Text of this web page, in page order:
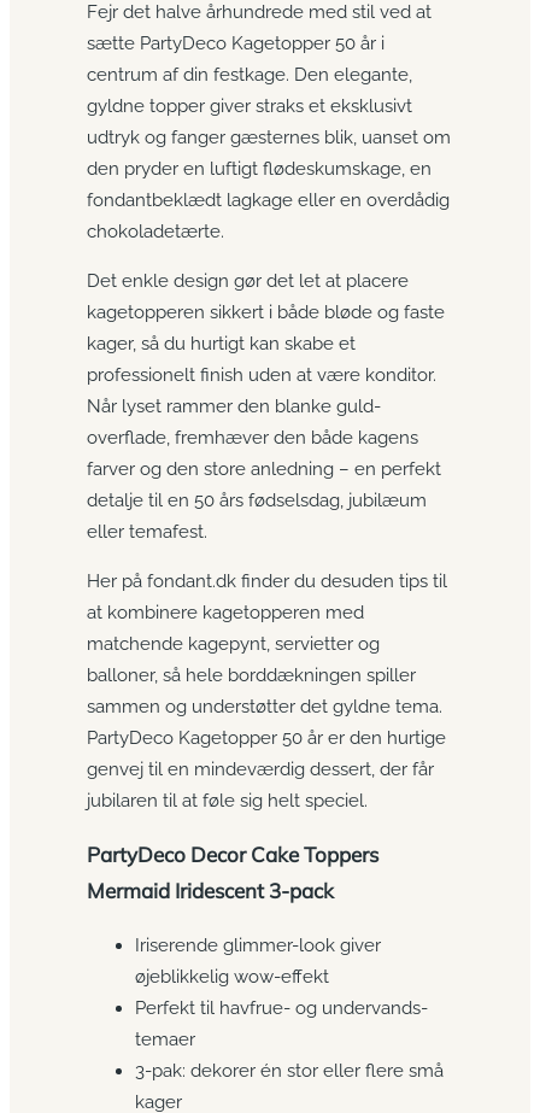
Fejr det halve århundrede med stil ved at
sætte PartyDeco Kagetopper 50 år i
centrum af din festkage. Den elegante,
gyldne topper giver straks et eksklusivt
udtryk og fanger gæsternes blik, uanset om
den pryder en luftigt flødeskums­kage, en
fondant­beklædt lagkage eller en overdådig
chokoladetærte.
Det enkle design gør det let at placere
kagetopperen sikkert i både bløde og faste
kager, så du hurtigt kan skabe et
professionelt finish uden at være konditor.
Når lyset rammer den blanke guld­
overflade, fremhæver den både kagens
farver og den store anledning – en perfekt
detalje til en 50 års fødselsdag, jubilæum
eller temafest.
Her på fondant.dk finder du desuden tips til
at kombinere kagetopperen med
matchende kagepynt, servietter og
balloner, så hele borddækningen spiller
sammen og understøtter det gyldne tema.
PartyDeco Kagetopper 50 år er den hurtige
genvej til en mindeværdig dessert, der får
jubilaren til at føle sig helt speciel.
PartyDeco Decor Cake Toppers
Mermaid Iridescent 3-pack
Iriserende glimmer-look giver
øjeblikkelig wow-effekt
Perfekt til havfrue- og undervands-
temaer
3-pak: dekorer én stor eller flere små
kager